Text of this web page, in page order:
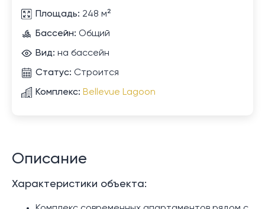
Площадь: 248 м²
Бассейн: Общий
Вид: на бассейн
Статус: Строится
Комплекс: Bellevue Lagoon
Описание
Характеристики объекта: